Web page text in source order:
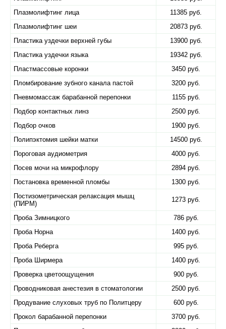
Плазмолифтинг лица
11385 руб.
Плазмолифтинг шеи
20873 руб.
Пластика уздечки верхней губы
13900 руб.
Пластика уздечки языка
19342 руб.
Пластмассовые коронки
3450 руб.
Пломбирование зубного канала пастой
3200 руб.
Пневмомассаж барабанной перепонки
1155 руб.
Подбор контактных линз
2500 руб.
Подбор очков
1900 руб.
Полипэктомия шейки матки
14500 руб.
Пороговая аудиометрия
4000 руб.
Посев мочи на микрофлору
2894 руб.
Постановка временной пломбы
1300 руб.
Постизометрическая релаксация мышц
(ПИРМ)
1273 руб.
Проба Зимницкого
786 руб.
Проба Норна
1400 руб.
Проба Реберга
995 руб.
Проба Ширмера
1400 руб.
Проверка цветоощущения
900 руб.
Проводниковая анестезия в стоматологии
2500 руб.
Продувание слуховых труб по Политцеру
600 руб.
Прокол барабанной перепонки
3700 руб.